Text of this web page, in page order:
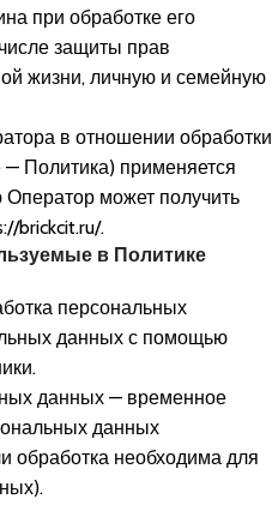
при обработке его
защиты прав
жизни, личную и семейную
в отношении обработки
Политика) применяется
может получить
brickcit.ru/.
в Политике
персональных
данных с помощью
данных — временное
данных
обработка необходима для